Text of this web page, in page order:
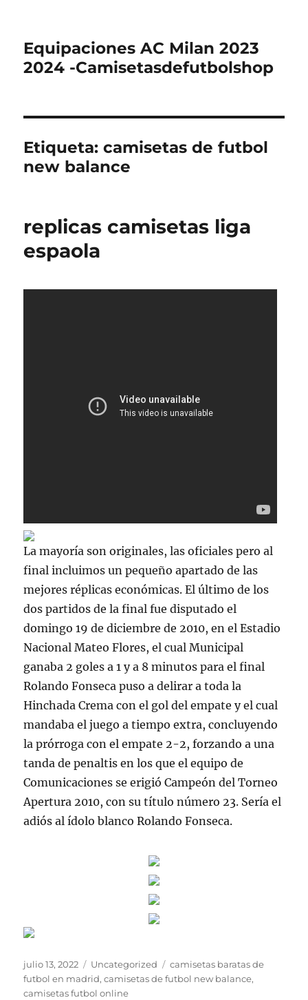
Equipaciones AC Milan 2023
2024 -Camisetasdefutbolshop
Etiqueta:camisetas de futbol
new balance
replicas camisetas liga
espaola
La mayoría son originales, las oficiales pero al
final incluimos un pequeño apartado de las
mejores réplicas económicas. El último de los
dos partidos de la final fue disputado el
domingo 19 de diciembre de 2010, en el Estadio
Nacional Mateo Flores, el cual Municipal
ganaba 2 goles a 1 y a 8 minutos para el final
Rolando Fonseca puso a delirar a toda la
Hinchada Crema con el gol del empate y el cual
mandaba el juego a tiempo extra, concluyendo
la prórroga con el empate 2-2, forzando a una
tanda de penaltis en los que el equipo de
Comunicaciones se erigió Campeón del Torneo
Apertura 2010, con su título número 23. Sería el
adiós al ídolo blanco Rolando Fonseca.
Publicado
el
julio 13, 2022 Categorías
Uncategorized Etiquetas
camisetas baratas de
futbol en madrid,camisetas de futbol new balance,
camisetas futbol online